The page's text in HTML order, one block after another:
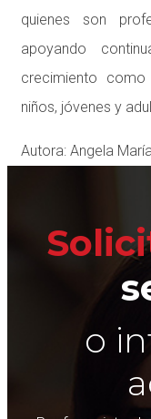
quienes son
apoyando
crecimiento
niños, jóvenes y
Autora: Angela
o